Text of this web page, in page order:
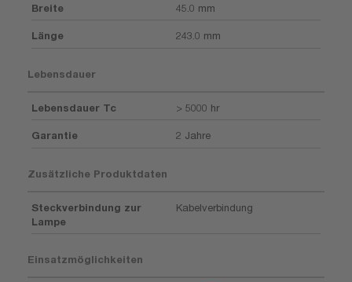
Breite 45.0 mm
Länge 243.0 mm
Lebensdauer
Lebensdauer Tc > 5000 hr
Garantie 2 Jahre
Zusätzliche Produktdaten
Steckverbindung zur
Lampe
Kabelverbindung
Einsatzmöglichkeiten